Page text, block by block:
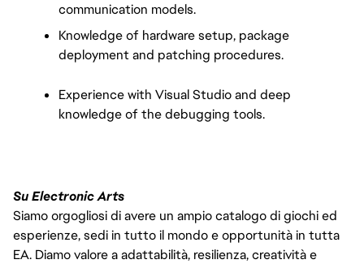
communication models.
Knowledge of hardware setup, package
deployment and patching procedures.
Experience with Visual Studio and deep
knowledge of the debugging tools.
Su Electronic Arts
Siamo orgogliosi di avere un ampio catalogo di giochi ed
esperienze, sedi in tutto il mondo e opportunità in tutta
EA. Diamo valore a adattabilità, resilienza, creatività e